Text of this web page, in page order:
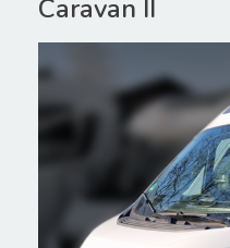
Caravan II